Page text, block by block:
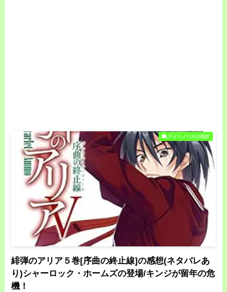
ライトノベルの感想
緋弾のアリア５巻[序曲の終止線]の感想(ネタバレあ
り)シャーロック・ホームズの登場/キンジが留年の危
機！